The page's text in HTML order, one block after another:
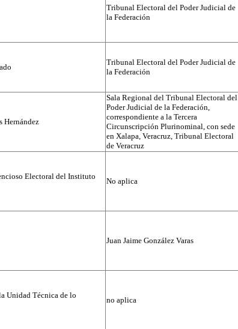
Tribunal Electoral del Poder Judicial de
la Federación
Tribunal Electoral del Poder Judicial de
la Federación
Hernández
Sala Regional del Tribunal Electoral del
Poder Judicial de la Federación,
correspondiente a la Tercera
Circunscripción Plurinominal, con sede
en Xalapa, Veracruz, Tribunal Electoral
de Veracruz
Electoral del Instituto
No aplica
Juan Jaime González Varas
Unidad Técnica de lo
no aplica